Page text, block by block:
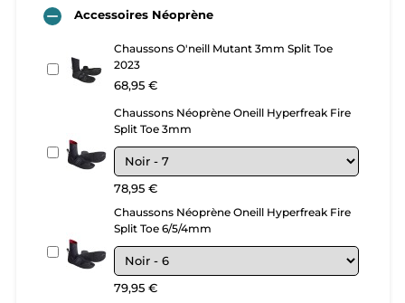
 Accessoires Néoprène
Chaussons O'neill Mutant 3mm Split Toe
2023
68,95 €
Chaussons Néoprène Oneill Hyperfreak Fire
Split Toe 3mm
78,95 €
Chaussons Néoprène Oneill Hyperfreak Fire
Split Toe 6/5/4mm
79,95 €